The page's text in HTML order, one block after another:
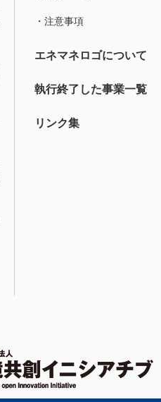
・注意事項
エネマネロゴについて
執行終了した事業一覧
リンク集